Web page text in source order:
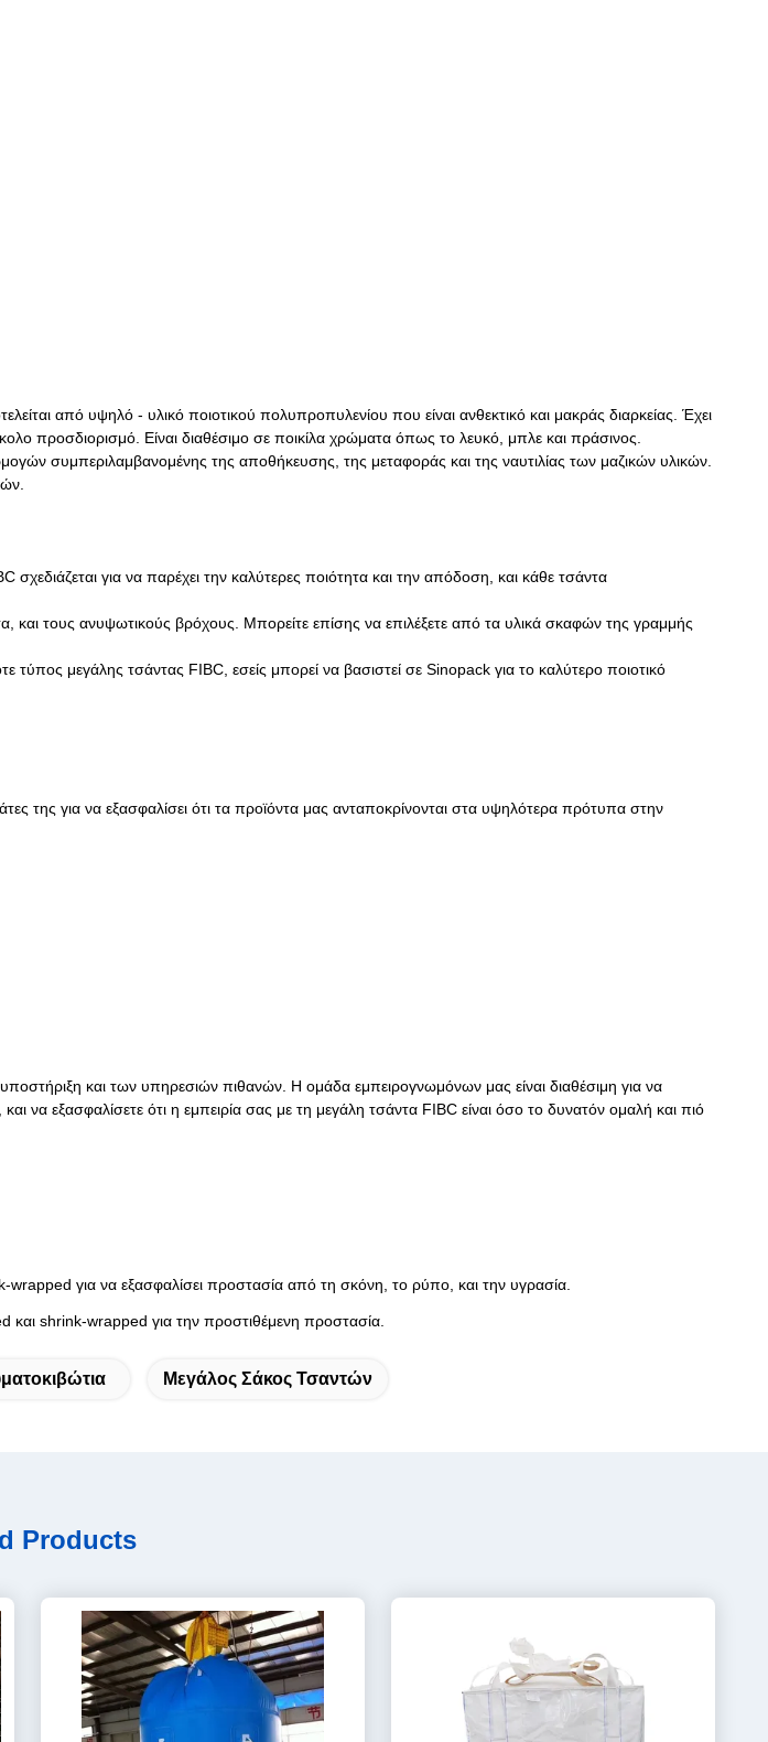
από υψηλό - υλικό ποιοτικού πολυπροπυλενίου που είναι ανθεκτικό και μακράς διαρκείας. Έχει
προσδιορισμό. Είναι διαθέσιμο σε ποικίλα χρώματα όπως το λευκό, μπλε και πράσινος.
συμπεριλαμβανομένης της αποθήκευσης, της μεταφοράς και της ναυτιλίας των μαζικών υλικών.
για να παρέχει την καλύτερες ποιότητα και την απόδοση, και κάθε τσάντα
και τους ανυψωτικούς βρόχους. Μπορείτε επίσης να επιλέξετε από τα υλικά σκαφών της γραμμής
μεγάλης τσάντας FIBC, εσείς μπορεί να βασιστεί σε Sinopack για το καλύτερο ποιοτικό
της για να εξασφαλίσει ότι τα προϊόντα μας ανταποκρίνονται στα υψηλότερα πρότυπα στην
και των υπηρεσιών πιθανών. Η ομάδα εμπειρογνωμόνων μας είναι διαθέσιμη για να
να εξασφαλίσετε ότι η εμπειρία σας με τη μεγάλη τσάντα FIBC είναι όσο το δυνατόν ομαλή και πιό
για να εξασφαλίσει προστασία από τη σκόνη, το ρύπο, και την υγρασία.
και shrink-wrapped για την προστιθέμενη προστασία.
Μεγάλος Σάκος Τσαντών
Products